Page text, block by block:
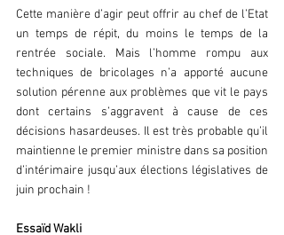
Cette manière d’agir peut offrir au chef de l’Etat
un temps de répit, du moins le temps de la
rentrée sociale. Mais l’homme rompu aux
techniques de bricolages n’a apporté aucune
solution pérenne aux problèmes que vit le pays
dont certains s’aggravent à cause de ces
décisions hasardeuses. Il est très probable qu’il
maintienne le premier ministre dans sa position
d’intérimaire jusqu’aux élections législatives de
juin prochain !
Essaïd Wakli